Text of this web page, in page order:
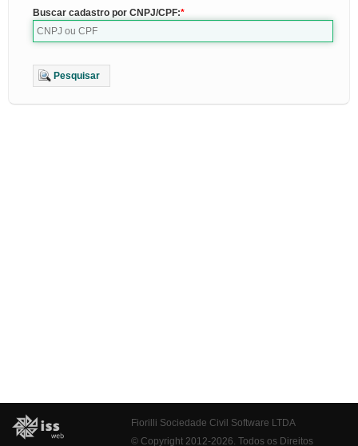
Buscar cadastro por CNPJ/CPF:
Pesquisar
Fiorilli Sociedade Civil Software LTDA
© Copyright 2012-2026. Todos os Direitos